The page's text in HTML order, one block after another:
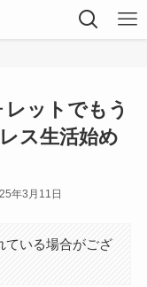
ットでもう
ス生活始め
年3月11日
ている場合がござ